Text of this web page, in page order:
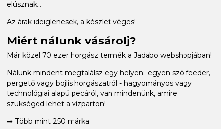
elúsznak...
Az árak ideiglenesek, a készlet véges!
Miért nálunk vásárolj?
Már közel 70 ezer horgász termék a Jadabo webshopjában!
Nálunk mindent megtalálsz egy helyen: legyen szó feeder,
pergető vagy bojlis horgászatról - hagyományos vagy
technológiai alapú pecáról, van mindenünk, amire
szükséged lehet a vízparton!
➡ Több mint 250 márka